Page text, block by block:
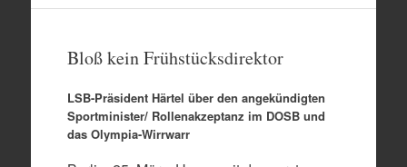
Bloß kein Frühstücksdirektor
LSB-Präsident Härtel über den angekündigten
Sportminister/ Rollenakzeptanz im DOSB und
das Olympia-Wirrwarr